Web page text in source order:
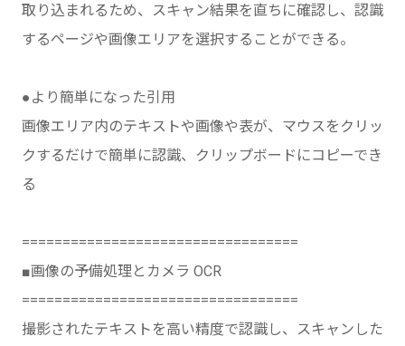
取り込まれるため、スキャン結果を直ちに確認し、認識
するページや画像エリアを選択することができる。
●より簡単になった引用
画像エリア内のテキストや画像や表が、マウスをクリッ
クするだけで簡単に認識、クリップボードにコピーでき
る
==================================
■画像の予備処理とカメラ OCR
==================================
撮影されたテキストを高い精度で認識し、スキャンした